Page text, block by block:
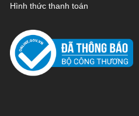
Hình thức thanh toán